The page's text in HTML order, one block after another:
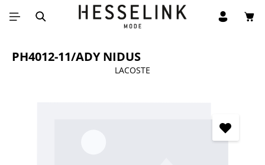
Ga naar de hoofdinhoud
PH4012-11/ADY NIDUS
LACOSTE